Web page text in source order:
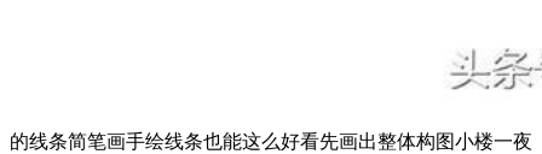
的线条简笔画手绘线条也能这么好看先画出整体构图小楼一夜